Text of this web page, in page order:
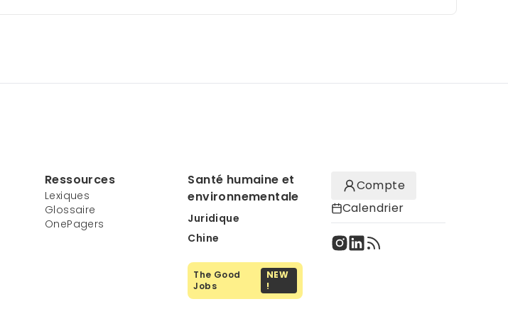
Ressources
Lexiques
Glossaire
OnePagers
Santé humaine et
environnementale
Juridique
Chine
The Good
Jobs
NEW
!
Compte
Calendrier